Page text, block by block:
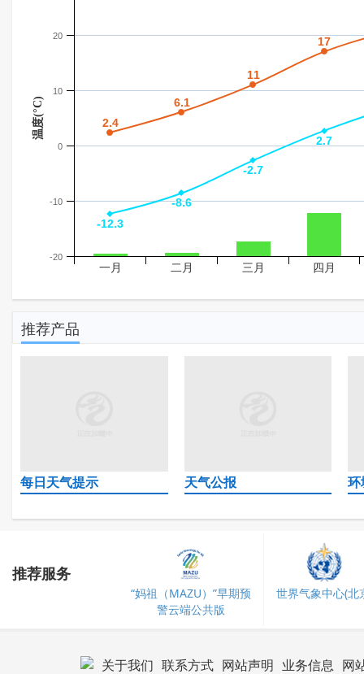
温度(°C) 2.4
2.4
6.1
6.1
11
11
17
17
-12.3
-12.3
-8.6
-8.6
-2.7
-2.7
2.7
2.7
一月 二月 三月 四月
-20
-10
0
10
20
推荐产品
每日天气提示 天气公报
推荐服务
“妈祖（MAZU）”早期预
警云端公共版
世界气象中心(北
关于我们 联系方式 网站声明 业务信息 网